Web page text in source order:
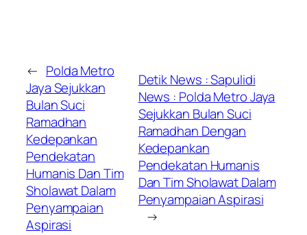
← Polda Metro
Jaya Sejukkan
Bulan Suci
Ramadhan
Kedepankan
Pendekatan
Humanis Dan Tim
Sholawat Dalam
Penyampaian
Aspirasi
Detik News : Sapulidi
News : Polda Metro Jaya
Sejukkan Bulan Suci
Ramadhan Dengan
Kedepankan
Pendekatan Humanis
Dan Tim Sholawat Dalam
Penyampaian Aspirasi
→